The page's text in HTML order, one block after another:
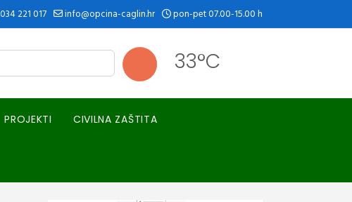
034 221 017 info@opcina-caglin.hr pon-pet 07.00-15.00 h
33°C
PROJEKTI CIVILNA ZAŠTITA